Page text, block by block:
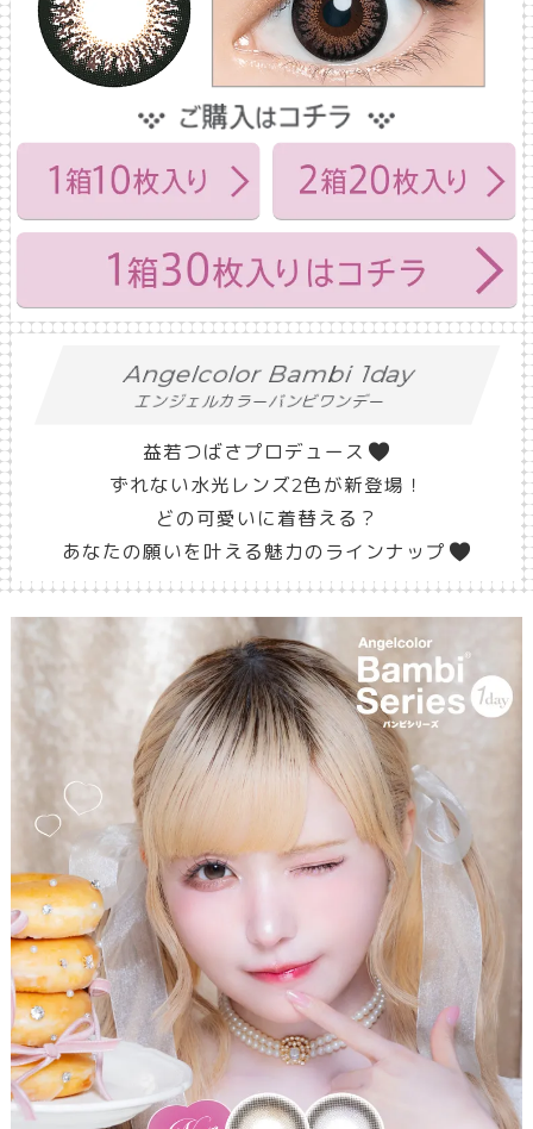
Angelcolor Bambi 1day
エンジェルカラーバンビワンデー
益若つばさプロデュース
ずれない水光レンズ2色が新登場！
どの可愛いに着替える？
あなたの願いを叶える魅力のラインナップ